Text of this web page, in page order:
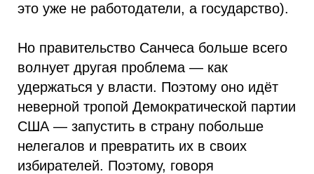
это уже не работодатели, а государство).
Но правительство Санчеса больше всего
волнует другая проблема — как
удержаться у власти. Поэтому оно идёт
неверной тропой Демократической партии
США — запустить в страну побольше
нелегалов и превратить их в своих
избирателей. Поэтому, говоря